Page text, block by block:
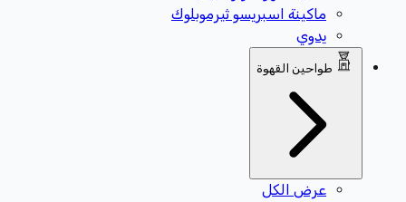
ماكينة اسبريسو ثيرموبلوك
يدوي
طواحين القهوة
عرض الكل